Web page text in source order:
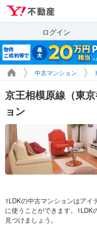
ログイン
中古マンション
京王相模原線（東
ョン
1LDKの中古マンションはアイ
に使うことができます。1LDK
見つけましょう。